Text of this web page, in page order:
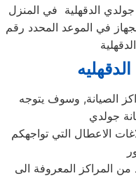
الدقهلية في المنزل
في الموعد المحدد رقم
الصيانة, وسوف يتوجه
جولدي
الاعطال التي تواجهكم
المراكز المعروفة الى